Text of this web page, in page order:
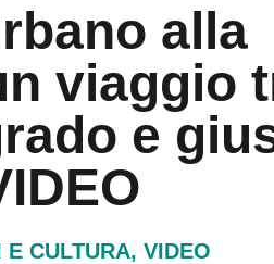
alla
viaggio
e
E CULTURA, VIDEO